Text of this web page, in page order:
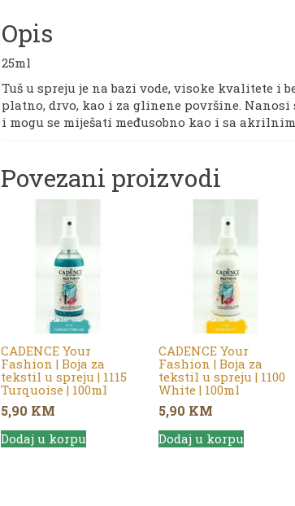
Opis
25ml
Tuš u spreju je na bazi vode, visoke kvalitete i
platno, drvo, kao i za glinene površine.
i mogu se miješati međusobno kao i sa
Povezani proizvodi
CADENCE Your
Fashion | Boja za
tekstil u spreju | 1115
Turquoise | 100ml
5,90 KM
Dodaj u korpu
CADENCE Your
Fashion | Boja za
tekstil u spreju | 1100
White | 100ml
5,90 KM
Dodaj u korpu